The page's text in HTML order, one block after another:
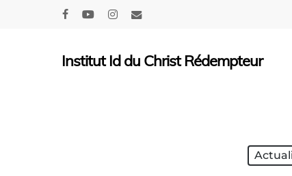
Institut Id du Christ Rédempteur